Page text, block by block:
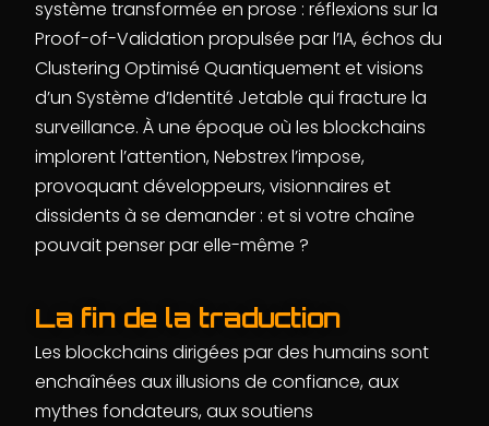
système transformée en prose : réflexions sur la
Proof-of-Validation propulsée par l’IA, échos du
Clustering Optimisé Quantiquement et visions
d’un Système d’Identité Jetable qui fracture la
surveillance. À une époque où les blockchains
implorent l’attention, Nebstrex l’impose,
provoquant développeurs, visionnaires et
dissidents à se demander : et si votre chaîne
pouvait penser par elle-même ?
La fin de la traduction
Les blockchains dirigées par des humains sont
enchaînées aux illusions de confiance, aux
mythes fondateurs, aux soutiens